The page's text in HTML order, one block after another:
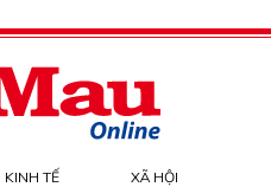
KINH TẾ XÃ HỘI